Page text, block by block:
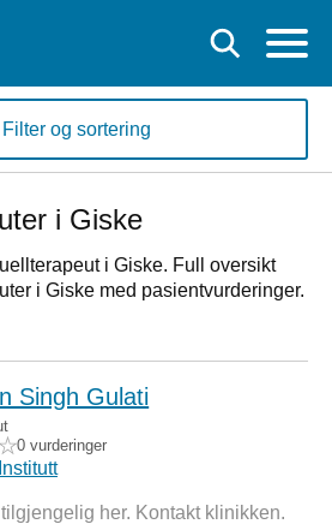
Filter og sortering
i Giske
i Giske. Full oversikt
i Giske med pasientvurderinger.
Singh Gulati
0 vurderinger
her. Kontakt klinikken.